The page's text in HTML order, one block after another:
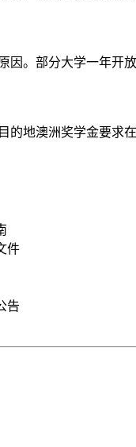
。部分大学一年开
地澳洲奖学金要求
件
告